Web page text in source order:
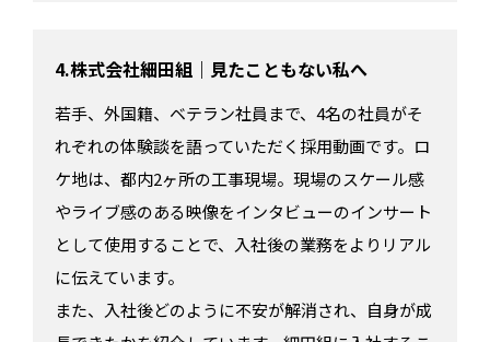
4.株式会社細田組｜見たこともない私へ
若手、外国籍、ベテラン社員まで、4名の社員がそ
れぞれの体験談を語っていただく採用動画です。ロ
ケ地は、都内2ヶ所の工事現場。現場のスケール感
やライブ感のある映像をインタビューのインサート
として使用することで、入社後の業務をよりリアル
に伝えています。
また、入社後どのように不安が解消され、自身が成